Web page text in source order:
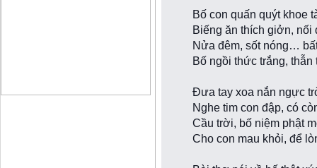
Bố con quấn quýt khoe
Biếng ăn thích giởn, nối
Nửa đêm, sốt nóng…
Bố ngồi thức trắng, thẫn
Đưa tay xoa nắn ngực
Nghe tim con đập, có
Cầu trời, bố niệm phật
Cho con mau khỏi, để